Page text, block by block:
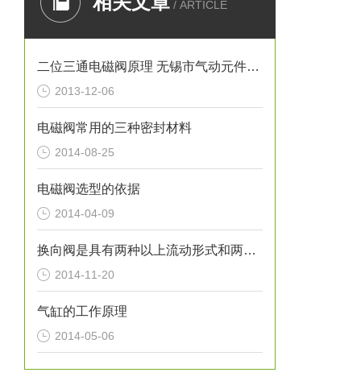
/ ARTICLE
二位三通电磁阀原理 无锡市气动元件总厂K23JSD-L15
2013-12-06
电磁阀常用的三种密封材料
2014-08-25
电磁阀选型的依据
2014-04-09
换向阀是具有两种以上流动形式和两个以上油口的方向控制阀
2014-11-20
气缸的工作原理
2014-05-06